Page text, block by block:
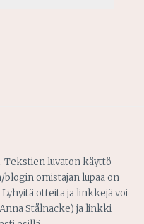
Tekstien luvaton käyttö
omistajan lupaa on
otteita ja linkkejä voi
Stålnacke) ja linkki